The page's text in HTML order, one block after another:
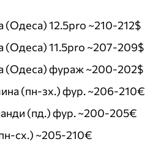
(Одеса) 12.5pro ~210-212$
(Одеса) 11.5pro ~207-209$
(Одеса) фураж ~200-202$
(пн-зх.) фур. ~206-210€
(пд.) фур. ~200-205€
сх.) ~205-210€